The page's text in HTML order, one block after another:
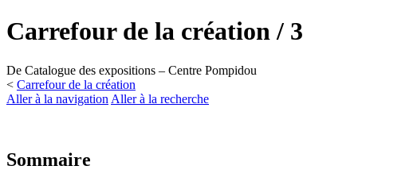
Carrefour de la création / 3
De Catalogue des expositions – Centre Pompidou
< Carrefour de la création
Aller à la navigation Aller à la recherche
Sommaire